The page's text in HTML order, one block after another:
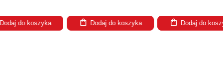
koszyka Dodaj do koszyka Dodaj do koszyka